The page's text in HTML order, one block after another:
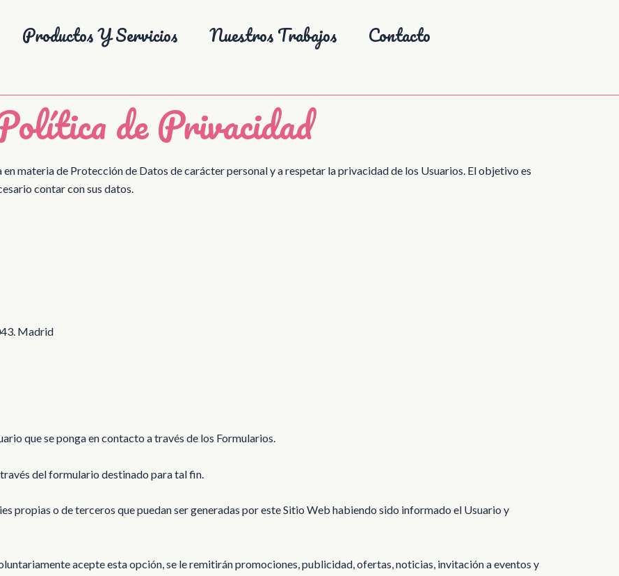
Productos Y Servicios Nuestros Trabajos
Contacto
de Privacidad
materia de Protección de Datos de carácter personal y a respetar la privacidad de los Usuarios. El objetivo es
contar con sus datos.
Madrid
que se ponga en contacto a través de los Formularios.
del formulario destinado para tal fin.
propias o de terceros que puedan ser generadas por este Sitio Web habiendo sido informado el Usuario y
acepte esta opción, se le remitirán promociones, publicidad, ofertas, noticias, invitación a eventos y